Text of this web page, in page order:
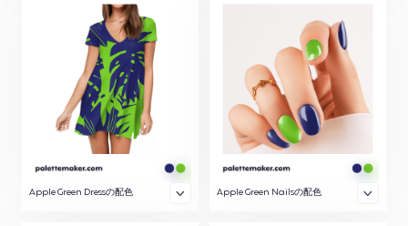
Apple Green Dressの配色 Apple Green Nailsの配色